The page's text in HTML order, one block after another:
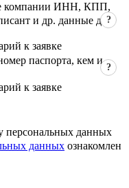
компании ИНН, КПП,
и др. данные для
?
к заявке
паспорта, кем и
?
к заявке
персональных данных
данных ознакомлен